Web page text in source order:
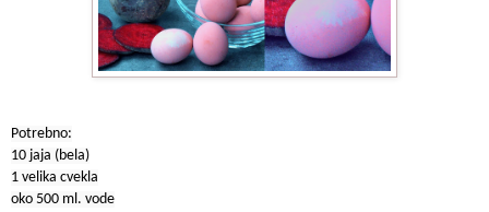
Potrebno:
10 jaja (bela)
1 velika cvekla
oko 500 ml. vode